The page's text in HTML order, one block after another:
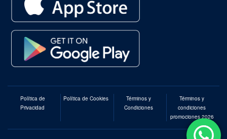
Política de
Privacidad
Política de Cookies
Términos y
Condiciones
Términos y
condiciones
promociones 2026